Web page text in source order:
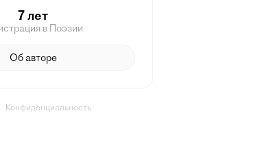
7 лет
в Поэзии
Об авторе
Конфиденциальность